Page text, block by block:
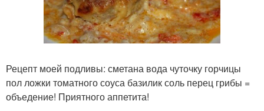
Рецепт моей подливы: сметана вода чуточку горчицы
пол ложки томатного соуса базилик соль перец грибы =
объедение! Приятного аппетита!